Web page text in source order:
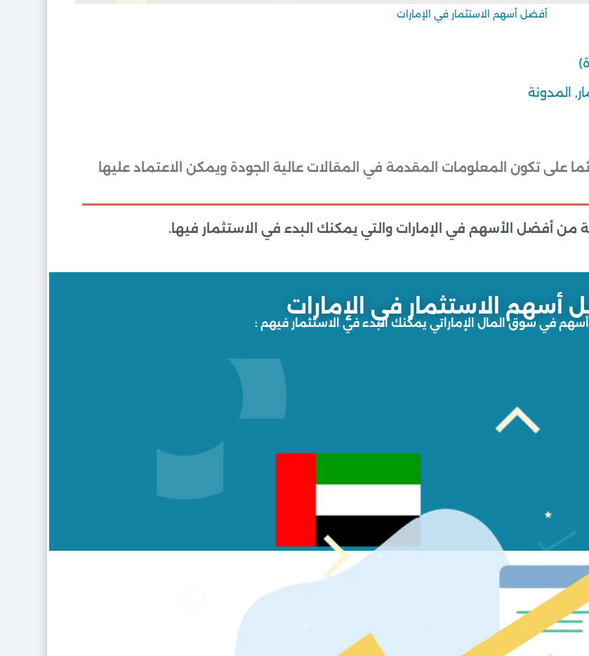
أفضل أسهم الاستثمار في الإمارات
, المدونة
على تكون المعلومات المقدمة في المقالات عالية الجودة ويمكن الاعتماد عليها
أفضل الأسهم في الإمارات والتي يمكنك البدء في الاستثمار فيها.
أسهم الاستثمار في الإمارات